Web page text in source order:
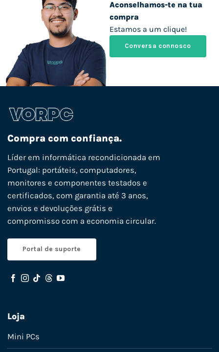
Aconselhamos-te na tua
compra
Estamos a um clique!
Conversa connosco
Compra com confiança.
Líder em informática recondicionada em
Portugal: portáteis, computadores,
monitores e componentes testados e
certificados, com garantia até 3 anos,
envios e devoluções grátis e
compromisso com a economia circular.
Portal de suporte
Loja
Mini PCs